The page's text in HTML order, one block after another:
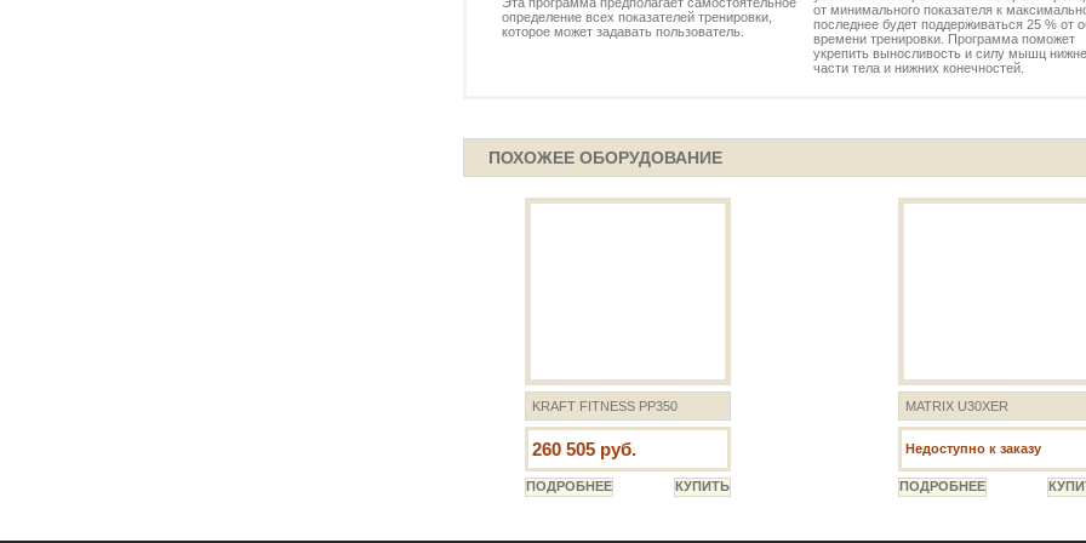
определение всех показателей тренировки,
которое может задавать пользователь.
от минимального показателя к
последнее будет поддерживаться 25 % от
времени тренировки. Программа поможет
укрепить выносливость и силу мышц
части тела и нижних конечностей.
ПОХОЖЕЕ ОБОРУДОВАНИЕ
KRAFT FITNESS PP350 MATRIX U30XER
260 505 руб. Недоступно к заказу